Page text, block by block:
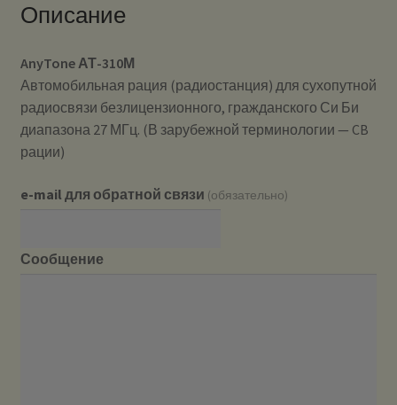
Описание
AnyTone АТ-310М
Автомобильная рация (радиостанция) для сухопутной
радиосвязи безлицензионного, гражданского Си Би
диапазона 27 МГц. (В зарубежной терминологии — CB
рации)
e-mail для обратной связи (обязательно)
Сообщение